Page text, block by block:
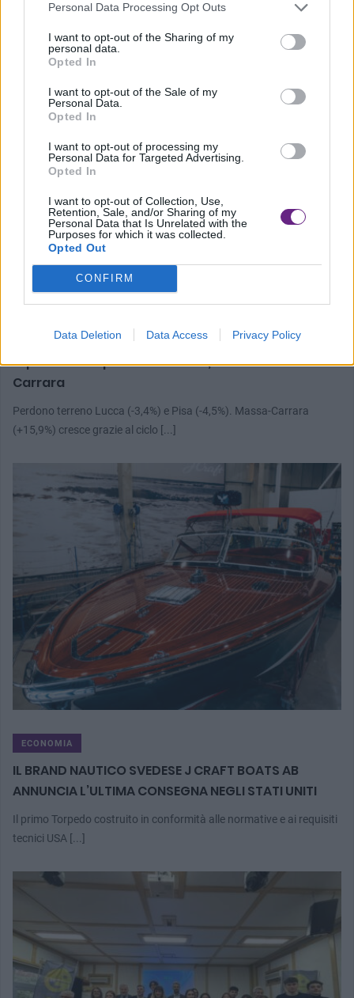
Personal Data Processing Opt Outs
I want to opt-out of the Sharing of my
personal data.
Opted In
I want to opt-out of the Sale of my
Personal Data.
Opted In
I want to opt-out of processing my
Personal Data for Targeted Advertising.
Opted In
I want to opt-out of Collection, Use,
Retention, Sale, and/or Sharing of my
Personal Data that Is Unrelated with the
Purposes for which it was collected.
Opted Out
CONFIRM
Data Deletion Data Access Privacy Policy
ECONOMIA
Export in calo per Lucca e Pisa, bene Massa-
Carrara
Perdono terreno Lucca (-3,4%) e Pisa (-4,5%). Massa-Carrara
(+15,9%) cresce grazie al ciclo [...]
ECONOMIA
IL BRAND NAUTICO SVEDESE J CRAFT BOATS AB
ANNUNCIA L’ULTIMA CONSEGNA NEGLI STATI UNITI
Il primo Torpedo costruito in conformità alle normative e ai requisiti
tecnici USA [...]